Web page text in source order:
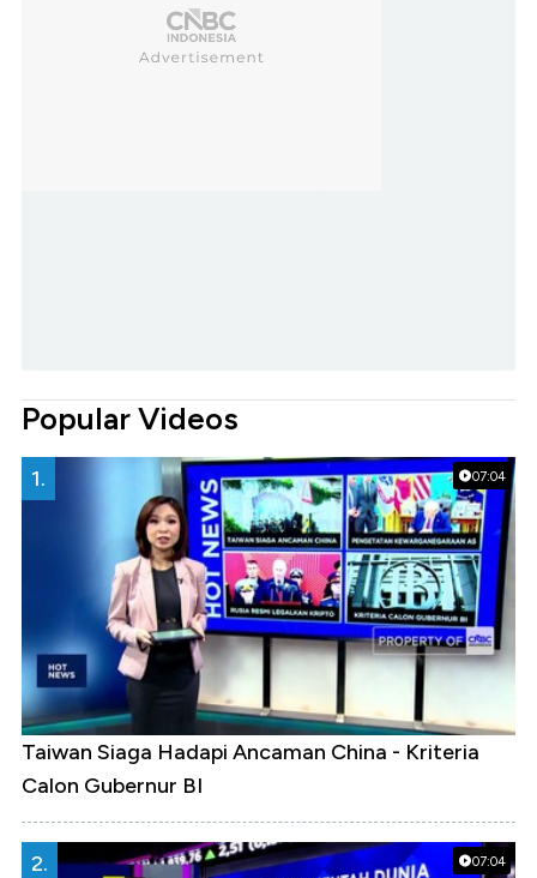
Popular Videos
07:04
1.
Taiwan Siaga Hadapi Ancaman China - Kriteria
Calon Gubernur BI
07:04
2.